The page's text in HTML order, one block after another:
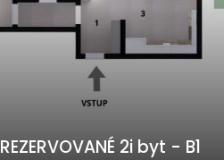
REZERVOVANÉ 2i byt - B1